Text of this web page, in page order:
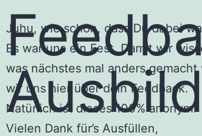
Juhu, wie schön, dass Du dabei
Es war uns ein Fest. Damit wir
was nächstes mal anders
wir uns hier über dein Feedback.
Natürlich ist dieses 100% anonym!
Vielen Dank für’s Ausfüllen,